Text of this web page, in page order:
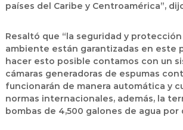
países del Caribe y Centroamérica”,
Resaltó que “la seguridad y
ambiente están garantizadas en este
hacer esto posible contamos con un
cámaras generadoras de espumas
funcionarán de manera automática y
normas internacionales, además, la
bombas de 4,500 galones de agua por